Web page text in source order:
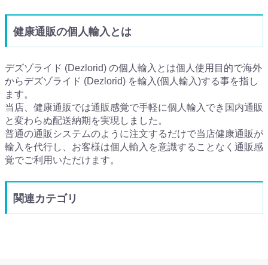
健康通販の個人輸入とは
デズゾライド (Dezlorid) の個人輸入とは個人使用目的で海外
からデズゾライド (Dezlorid) を輸入(個人輸入)する事を指し
ます。
当店、健康通販では通販感覚で手軽に個人輸入でき国内通販
と変わらぬ配送納期を実現しました。
普通の通販システムのように注文するだけで当店健康通販が
輸入を代行し、お客様は個人輸入を意識することなく通販感
覚でご利用いただけます。
関連カテゴリ